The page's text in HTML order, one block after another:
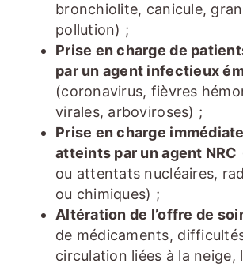
bronchiolite, canicule,
pollution) ;
Prise en charge de
par un agent infectieux
(coronavirus, fièvres
virales, arboviroses) ;
Prise en charge
atteints par un agent NRC
ou attentats nucléaires,
ou chimiques) ;
Altération de l’offre de
de médicaments,
circulation liées à la neige,